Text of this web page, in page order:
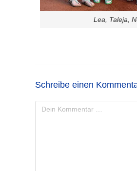
Lea, Taleja,
Schreibe einen